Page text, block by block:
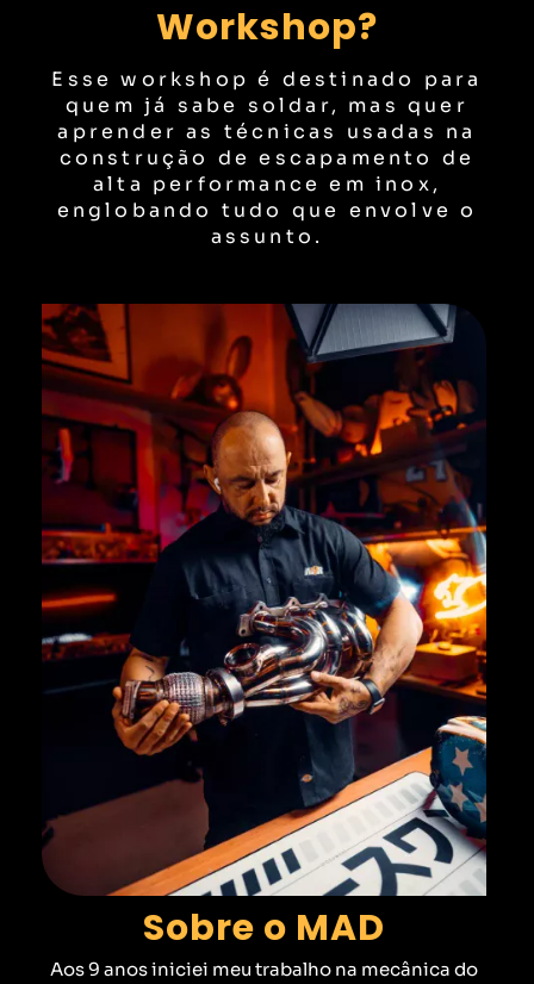
Workshop?
Esse workshop é destinado para
quem já sabe soldar, mas quer
aprender as técnicas usadas na
construção de escapamento de
alta performance em inox,
englobando tudo que envolve o
assunto.
Sobre o MAD
Aos 9 anos iniciei meu trabalho na mecânica do